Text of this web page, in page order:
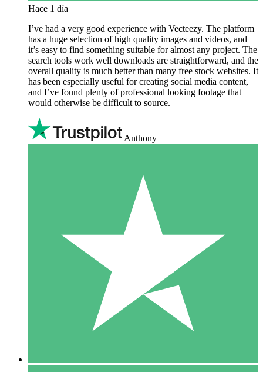
Hace 1 día
I’ve had a very good experience with Vecteezy. The platform
has a huge selection of high quality images and videos, and
it’s easy to find something suitable for almost any project. The
search tools work well downloads are straightforward, and the
overall quality is much better than many free stock websites. It
has been especially useful for creating social media content,
and I’ve found plenty of professional looking footage that
would otherwise be difficult to source.
Anthony